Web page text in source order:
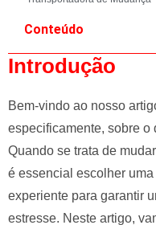
l
e
f
b
l
a
n
k
Conteúdo
Introdução
Bem-vindo ao nosso
especificamente, sobre o
Quando se trata de
é essencial escolher
experiente para garantir
estresse. Neste artigo,